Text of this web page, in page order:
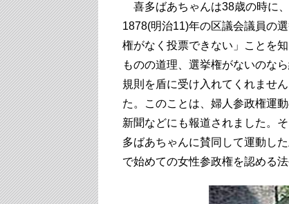
喜多ばあちゃんは38歳の時に
1878(明治11)年の区議会議員の
権がなく投票できない」ことを
ものの道理、選挙権がないのな
規則を盾に受け入れてくれませ
た。このことは、婦人参政権運
新聞などにも報道されました。
多ばあちゃんに賛同して運動し
で始めての女性参政権を認める法